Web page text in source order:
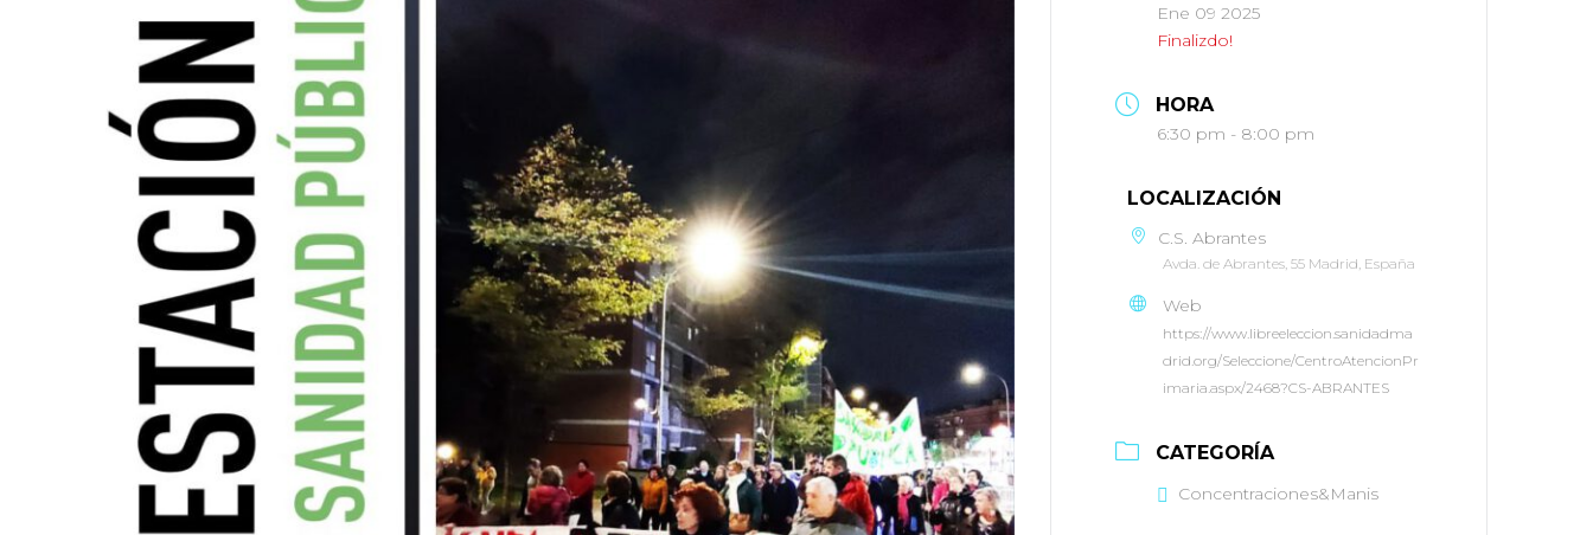
Ene 09 2025
Finalizdo!
HORA
6:30 pm - 8:00 pm
LOCALIZACIÓN
C.S. Abrantes
Avda. de Abrantes, 55 Madrid, España
Web
https://www.libreeleccion.sanidadma
drid.org/Seleccione/CentroAtencionPr
imaria.aspx/2468?CS-ABRANTES
CATEGORÍA
Concentraciones&Manis